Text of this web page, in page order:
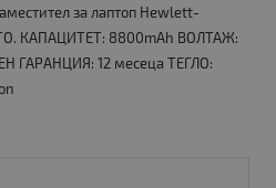
за лаптоп Hewlett-
КАПАЦИТЕТ: 8800mAh ВОЛТАЖ:
ГАРАНЦИЯ: 12 месеца ТЕГЛО: